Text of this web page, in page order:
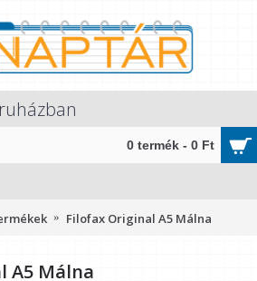
0 termék - 0 Ft
Filofax Original A5 Málna
A5 Málna